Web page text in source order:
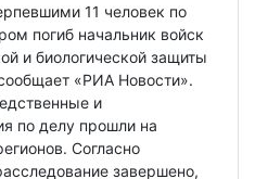
11 человек по
погиб начальник войск
и биологической защиты
«РИА Новости».
и
по делу прошли на
Согласно
завершено,